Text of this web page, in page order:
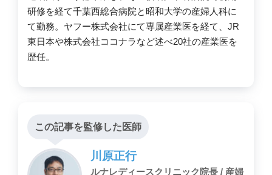
研修を経て千葉西総合病院と昭和大学の産婦人科に
て勤務。ヤフー株式会社にて専属産業医を経て、JR
東日本や株式会社ココナラなど述べ20社の産業医を
歴任。
この記事を監修した医師
川原正行
ルナレディースクリニック院長 / 産婦